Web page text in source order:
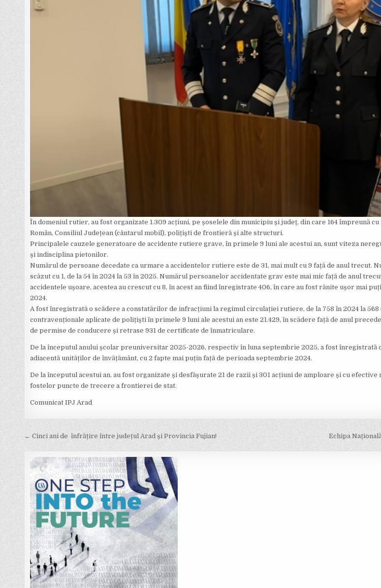
În domeniul rutier, au fost organizate 1.309 acțiuni, pe șoselele din municipiu și județ, din care 164 împreună
Român, Consiliul Județean (cântarul mobil), polițiști de frontieră și alte structuri.
Principalele cauzele generatoare de accidente rutiere grave, în primele 9 luni ale acestui an, sunt viteza
și indisciplina pietonilor.
Numărul de persoane decedate ca urmare a accidentelor rutiere este de 31, mai mult cu 9 față de anul trecut.
scăzut cu 1, de la 54 în 2024 la 53 în 2025. Numărul persoanelor accidentate grav este mai mic față de anul
accidentele ușoare, acestea au crescut cu 8, în acest an fiind înregistrate 406, în care au fost rănite ușor mai
2024.
A fost înregistrată o scădere a constatărilor de infracțiuni la regimul circulației rutiere, de la 758 în 2024 la 568
contravenționale aplicate de polițiști în primele 9 luni ale acestui an este 21.429, în scădere față de anul
de permise de conducere și retrase 931 de certificate de înmatriculare.
De la începutul anului școlar preuniversitar 2025-2026, respectiv în luna septembrie 2025, a fost înregistrată
adiacentă unităților de învățământ, cu 2 fapte mai puțin față de perioada septembrie 2024.
De la începutul acestui an, au fost organizate și desfășurate 21 de razii și 301 acțiuni de amploare și cu
fostelor puncte de trecere a frontierei de stat.
Comunicat IPJ Arad
Post
navigation
Echipa
← Cinci ani de înfrățire între județul Arad și Provincia Fujian!